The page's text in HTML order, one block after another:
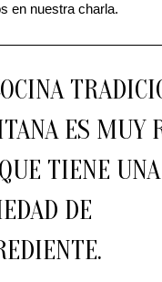
en nuestra charla.
ES MUY
TIENE
DE